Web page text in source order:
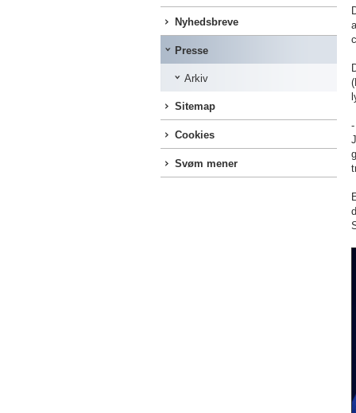
Nyhedsbreve
Presse
Arkiv
Sitemap
Cookies
Svøm mener